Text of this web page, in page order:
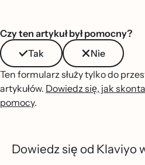
Czy ten artykuł był pomocny?
Tak
Nie
Ten formularz służy tylko do
artykułów. Dowiedz się, jak
pomocy.
Dowiedz się od Klaviyo